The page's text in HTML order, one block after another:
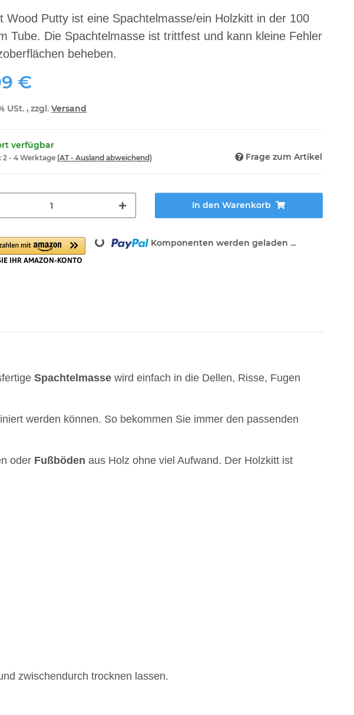
Wood Putty ist eine Spachtelmasse/ein Holzkitt in der 100
Tube. Die Spachtelmasse ist trittfest und kann kleine Fehler
beheben.
€
USt. , zzgl. Versand
verfügbar
2 - 4 Werktage (AT - Ausland abweichend) Frage zum Artikel
In den Warenkorb
Loading... Komponenten werden geladen ...
Spachtelmasse wird einfach in die Dellen, Risse, Fugen
werden können. So bekommen Sie immer den passenden
oder Fußböden aus Holz ohne viel Aufwand. Der Holzkitt ist
zwischendurch trocknen lassen.